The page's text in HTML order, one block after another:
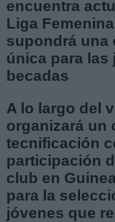
encuentra
Liga
supondrá una
única para las
becadas
A lo largo del
organizará un
tecnificación
participación
club en
para la
jóvenes que